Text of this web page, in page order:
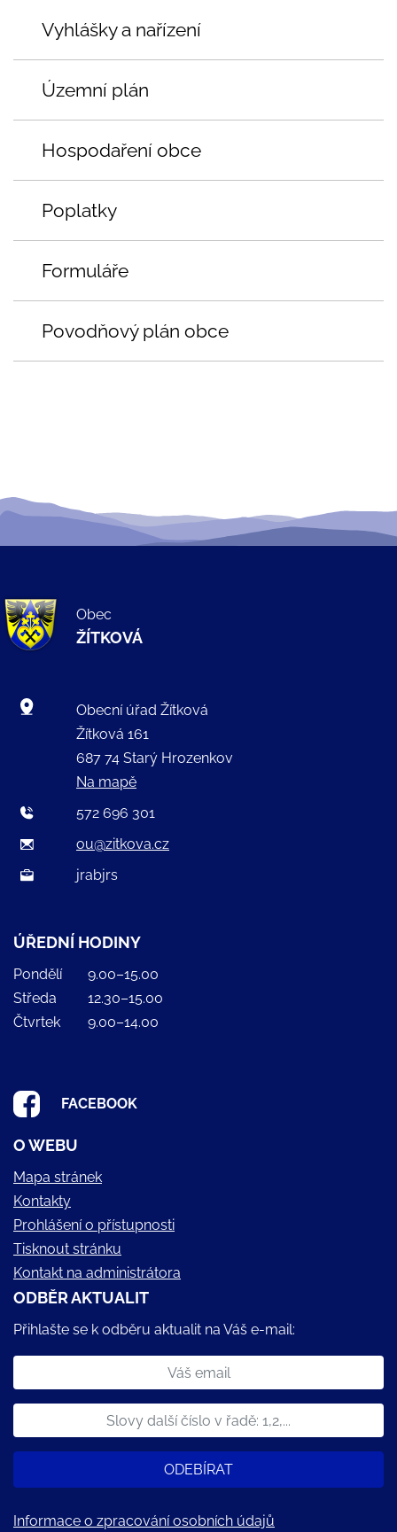
Vyhlášky a nařízení
Územní plán
Hospodaření obce
Poplatky
Formuláře
Povodňový plán obce
Obec
ŽÍTKOVÁ
Obecní úřad Žítková
Žítková 161
687 74 Starý Hrozenkov
Na mapě
572 696 301
ou@zitkova.cz
jrabjrs
ÚŘEDNÍ HODINY
Pondělí
9.00–15.00
Středa
12.30–15.00
Čtvrtek
9.00–14.00
FACEBOOK
O WEBU
Mapa stránek
Kontakty
Prohlášení o přístupnosti
Tisknout stránku
Kontakt na administrátora
ODBĚR AKTUALIT
Přihlašte se k odběru aktualit na Váš e-mail:
ODEBÍRAT
Informace o zpracování osobních údajů